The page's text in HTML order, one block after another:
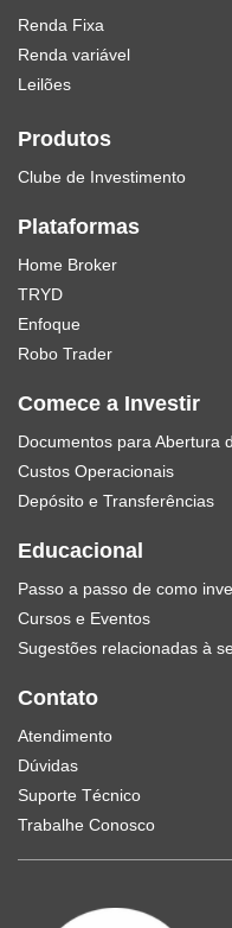
Renda Fixa
Renda variável
Leilões
Produtos
Clube de Investimento
Plataformas
Home Broker
TRYD
Enfoque
Robo Trader
Comece a Investir
Documentos para Abertura
Custos Operacionais
Depósito e Transferências
Educacional
Passo a passo de como
Cursos e Eventos
Sugestões relacionadas à
Contato
Atendimento
Dúvidas
Suporte Técnico
Trabalhe Conosco